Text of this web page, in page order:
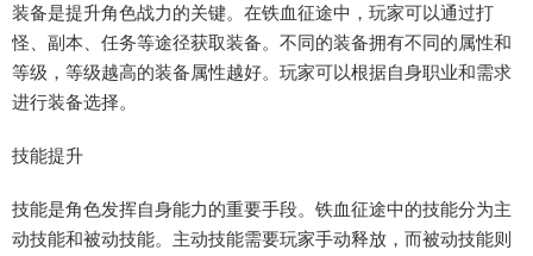
装备是提升角色战力的关键。在铁血征途中，玩家可以通过打
怪、副本、任务等途径获取装备。不同的装备拥有不同的属性和
等级，等级越高的装备属性越好。玩家可以根据自身职业和需求
进行装备选择。
技能提升
技能是角色发挥自身能力的重要手段。铁血征途中的技能分为主
动技能和被动技能。主动技能需要玩家手动释放，而被动技能则